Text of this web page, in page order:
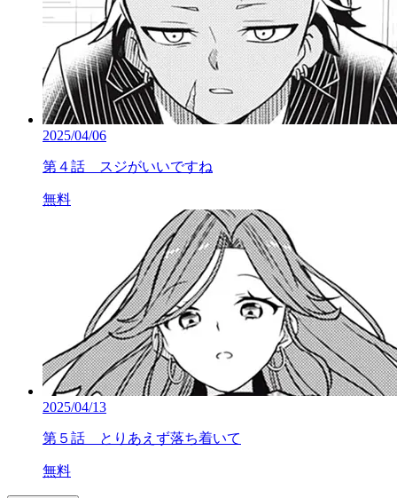
2025/04/06
第４話 スジがいいですね
無料
2025/04/13
第５話 とりあえず落ち着いて
無料